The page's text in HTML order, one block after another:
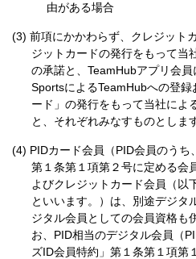
由がある場合
前項にかかわらず、クレジット
ジットカードの発行をもって当
の承諾と、TeamHubアプリ会
SportsによるTeamHubへの登
ード」の発行をもって当社によ
と、それぞれみなすものとしま
PIDカード会員（PID会員のうち
第１条第１項第２号に定める会
よびクレジットカード会員（以
といいます。）は、別途デジタ
ジタル会員としての会員資格も
お、PID相当のデジタル会員（
ズID会員特約」第１条第１項第